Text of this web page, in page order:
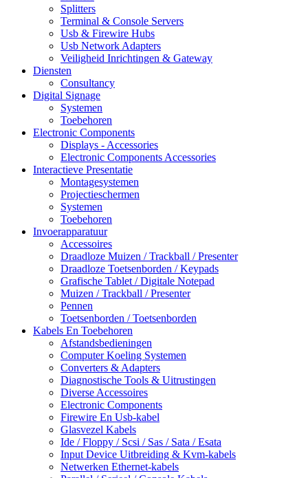
Splitters
Terminal & Console Servers
Usb & Firewire Hubs
Usb Network Adapters
Veiligheid Inrichtingen & Gateway
Diensten
Consultancy
Digital Signage
Systemen
Toebehoren
Electronic Components
Displays - Accessories
Electronic Components Accessories
Interactieve Presentatie
Montagesystemen
Projectieschermen
Systemen
Toebehoren
Invoerapparatuur
Accessoires
Draadloze Muizen / Trackball / Presenter
Draadloze Toetsenborden / Keypads
Grafische Tablet / Digitale Notepad
Muizen / Trackball / Presenter
Pennen
Toetsenborden / Toetsenborden
Kabels En Toebehoren
Afstandsbedieningen
Computer Koeling Systemen
Converters & Adapters
Diagnostische Tools & Uitrustingen
Diverse Accessoires
Electronic Components
Firewire En Usb-kabel
Glasvezel Kabels
Ide / Floppy / Scsi / Sas / Sata / Esata
Input Device Uitbreiding & Kvm-kabels
Netwerken Ethernet-kabels